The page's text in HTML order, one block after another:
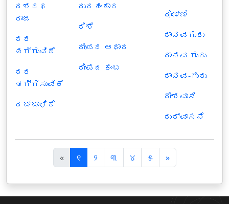
ದಶರಥ
ರಾಜ
ದರ
ತಗ್ಗುವಿಕೆ
ದರ
ತಗ್ಗಿಸುವಿಕೆ
ದಬ್ಬಾಳಿಕೆ
ದುರಹಂಕಾರ
ದಿಶೆ
ದೀಪದ ಆಧಾರ
ದೀಪದ ಕಂಬ
ದೊಣ್ಣೆ
ದಾನವಗುರು
ದಾನವ ಗುರು
ದಾನವ-ಗುರು
ದೇಶವಾಸಿ
ದುರ್ವಾಸನೆ
«पि
छ
ला
୧ ୨ ୩ ୪ ୫ »अ
ग
ला